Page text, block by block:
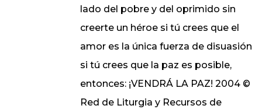
lado del pobre y del oprimido sin
creerte un héroe si tú crees que el
amor es la única fuerza de disuasión
si tú crees que la paz es posible,
entonces: ¡VENDRÁ LA PAZ! 2004 ©
Red de Liturgia y Recursos de